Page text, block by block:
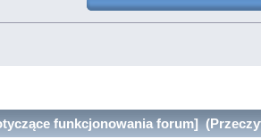
funkcjonowania forum]